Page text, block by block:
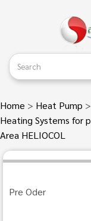
Home > Heat Pump >
Heating Systems for
Area HELIOCOL
Pre Oder